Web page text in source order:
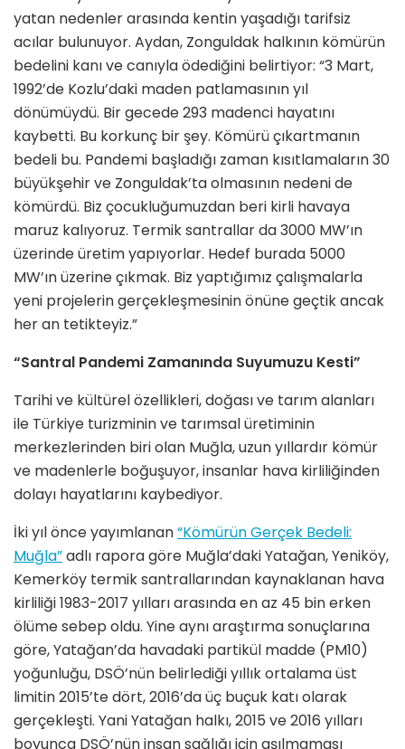
yatan nedenler arasında kentin yaşadığı tarifsiz
acılar bulunuyor. Aydan, Zonguldak halkının kömürün
bedelini kanı ve canıyla ödediğini belirtiyor: “3 Mart,
1992’de Kozlu’daki maden patlamasının yıl
dönümüydü. Bir gecede 293 madenci hayatını
kaybetti. Bu korkunç bir şey. Kömürü çıkartmanın
bedeli bu. Pandemi başladığı zaman kısıtlamaların 30
büyükşehir ve Zonguldak’ta olmasının nedeni de
kömürdü. Biz çocukluğumuzdan beri kirli havaya
maruz kalıyoruz. Termik santrallar da 3000 MW’ın
üzerinde üretim yapıyorlar. Hedef burada 5000
MW’ın üzerine çıkmak. Biz yaptığımız çalışmalarla
yeni projelerin gerçekleşmesinin önüne geçtik ancak
her an tetikteyiz.”
“Santral Pandemi Zamanında Suyumuzu Kesti”
Tarihi ve kültürel özellikleri, doğası ve tarım alanları
ile Türkiye turizminin ve tarımsal üretiminin
merkezlerinden biri olan Muğla, uzun yıllardır kömür
ve madenlerle boğuşuyor, insanlar hava kirliliğinden
dolayı hayatlarını kaybediyor.
İki yıl önce yayımlanan“Kömürün Gerçek Bedeli:
Muğla”adlı rapora göre Muğla’daki Yatağan, Yeniköy,
Kemerköy termik santrallarından kaynaklanan hava
kirliliği 1983-2017 yılları arasında en az 45 bin erken
ölüme sebep oldu. Yine aynı araştırma sonuçlarına
göre, Yatağan’da havadaki partikül madde (PM10)
yoğunluğu, DSÖ’nün belirlediği yıllık ortalama üst
limitin 2015’te dört, 2016’da üç buçuk katı olarak
gerçekleşti. Yani Yatağan halkı, 2015 ve 2016 yılları
boyunca DSÖ’nün insan sağlığı için aşılmaması